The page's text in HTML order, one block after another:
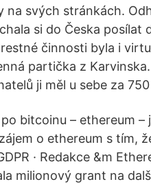
svých stránkách.
si do Česka posílat
činnosti byla i
partička z
ji měl u sebe za
bitcoinu – ethereum –
o ethereum s tím,
· Redakce &m
milionový grant na